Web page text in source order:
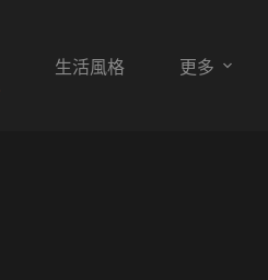
生活風格 更多